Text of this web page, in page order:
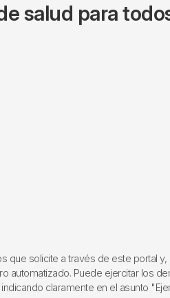
salud para
solicite a través de este portal y,
automatizado. Puede ejercitar los
indicando claramente en el asunto